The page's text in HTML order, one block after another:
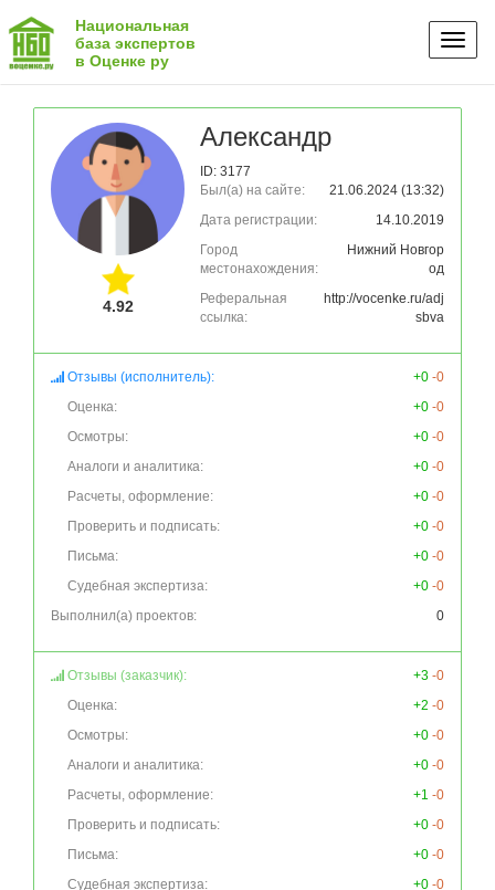
Национальная
база экспертов
в Оценке ру
4.92
Александр
ID: 3177
Был(а) на сайте:
21.06.2024 (13:32)
Дата регистрации:
14.10.2019
Город
местонахождения:
Нижний Новгор
од
Реферальная
ссылка:
http://vocenke.ru/adj
sbva
Отзывы (исполнитель): +0 -0
Оценка:
+0 -0
Осмотры:
+0 -0
Аналоги и аналитика:
+0 -0
Расчеты, оформление:
+0 -0
Проверить и подписать:
+0 -0
Письма:
+0 -0
Судебная экспертиза:
+0 -0
Выполнил(а) проектов:
0
Отзывы (заказчик): +3 -0
Оценка:
+2 -0
Осмотры:
+0 -0
Аналоги и аналитика:
+0 -0
Расчеты, оформление:
+1 -0
Проверить и подписать:
+0 -0
Письма:
+0 -0
Судебная экспертиза:
+0 -0